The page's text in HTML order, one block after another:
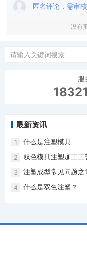
匿名评论，需审核
没有
服
最新资讯
1 什么是注塑模具‌
2 双色模具注塑加工工
3 注塑成型常见问题之
4 什么是双色注塑？